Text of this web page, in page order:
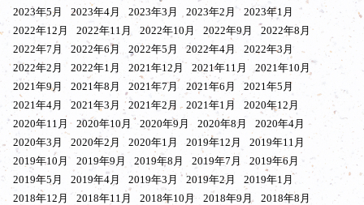
2023年5月
2023年4月 2023年3月 2023年2月
2023年1月
2022年12月
2022年11月 2022年10月 2022年9月
2022年8月
2022年7月
2022年6月 2022年5月 2022年4月
2022年3月
2022年2月
2022年1月 2021年12月 2021年11月
2021年10月
2021年9月
2021年8月 2021年7月 2021年6月
2021年5月
2021年4月
2021年3月 2021年2月 2021年1月
2020年12月
2020年11月
2020年10月 2020年9月 2020年8月
2020年4月
2020年3月
2020年2月 2020年1月 2019年12月
2019年11月
2019年10月
2019年9月 2019年8月 2019年7月
2019年6月
2019年5月
2019年4月 2019年3月 2019年2月
2019年1月
2018年12月
2018年11月 2018年10月 2018年9月
2018年8月